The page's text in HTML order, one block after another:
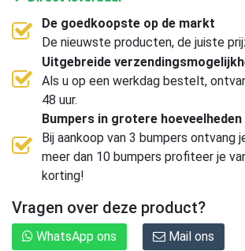
De goedkoopste op de markt
De nieuwste producten, de juiste
Uitgebreide
Als u op een werkdag bestelt,
48 uur.
Bumpers in grotere hoeveelheden
Bij aankoop van 3 bumpers ontvang
meer dan 10 bumpers profiteer je
korting!
Vragen over deze product?
WhatsApp ons Mail ons